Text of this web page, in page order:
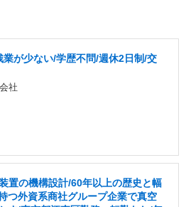
が少ない/学歴不問/週休2日制/交
社
置の機構設計/60年以上の歴史と幅
つ外資系商社グループ企業で真空